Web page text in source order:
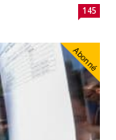
145
Abonné